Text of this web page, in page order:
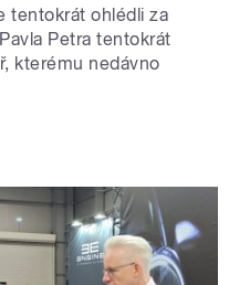
tentokrát ohlédli za
Petra tentokrát
kterému nedávno